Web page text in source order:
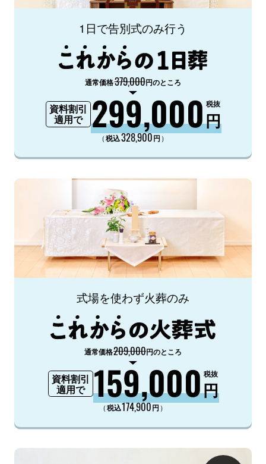
1日で告別式のみ行う
通常価格379,000円のところ
資料割引
適用で
299,000円
税抜
（税込328,900円 ）
式場を使わず火葬のみ
通常価格209,000円のところ
資料割引
適用で
159,000円
税抜
（税込174,900円 ）